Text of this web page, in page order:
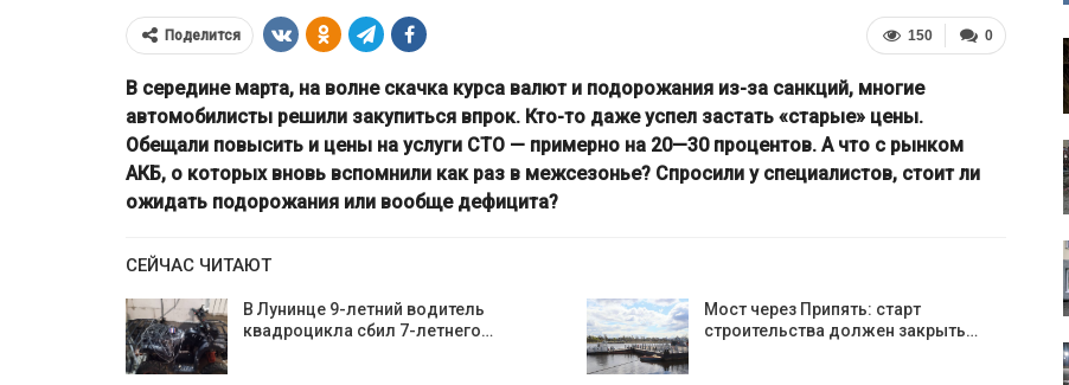
0
150
Поделится
В середине марта, на волне скачка курса валют и подорожания из-за санкций, многие
автомобилисты решили закупиться впрок. Кто-то даже успел застать «старые» цены.
Обещали повысить и цены на услуги СТО — примерно на 20—30 процентов. А что с рынком
АКБ, о которых вновь вспомнили как раз в межсезонье? Спросили у специалистов, стоит ли
ожидать подорожания или вообще дефицита?
СЕЙЧАС ЧИТАЮТ
В Лунинце 9-летний водитель
квадроцикла сбил 7-летнего…
Мост через Припять: старт
строительства должен закрыть…